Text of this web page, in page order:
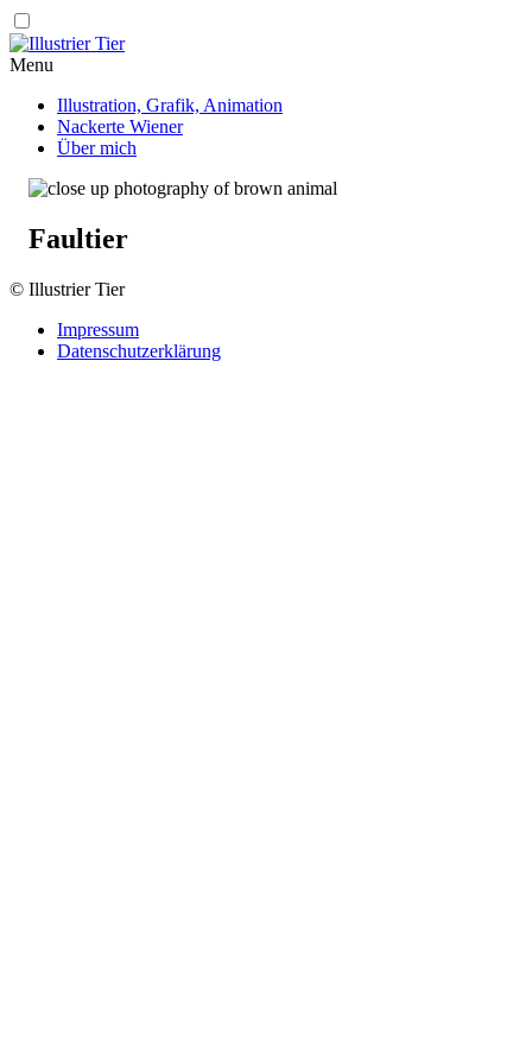
Illustrier
Tier
Menu
Header
Main
navigation
Illustration, Grafik, Animation
Nackerte Wiener
Über mich
Faultier
Footer
© Illustrier Tier
Impressum
Datenschutzerklärung